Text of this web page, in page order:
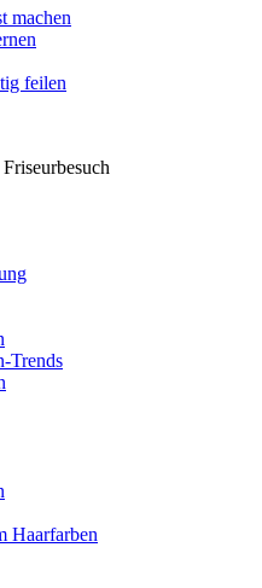
machen
feilen
Trends
Haarfarben